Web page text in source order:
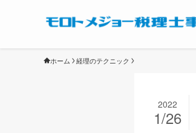
ホーム 経理のテクニック
2022
1/26